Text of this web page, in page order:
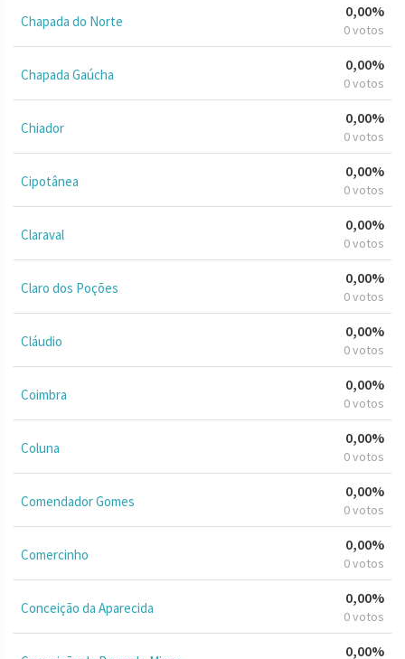
Chapada do Norte
0,00%
0 votos
Chapada Gaúcha
0,00%
0 votos
Chiador
0,00%
0 votos
Cipotânea
0,00%
0 votos
Claraval
0,00%
0 votos
Claro dos Poções
0,00%
0 votos
Cláudio
0,00%
0 votos
Coimbra
0,00%
0 votos
Coluna
0,00%
0 votos
Comendador Gomes
0,00%
0 votos
Comercinho
0,00%
0 votos
Conceição da Aparecida
0,00%
0 votos
0,00%